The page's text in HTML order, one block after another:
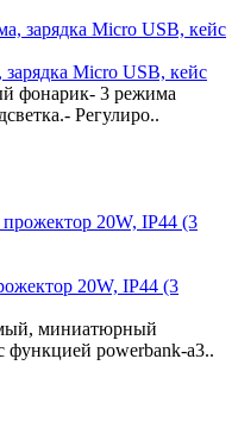
Micro USB, кейс
фонарик- 3 режима
Регулиро..
20W, IP44 (3
миниатюрный
функцией powerbank-а3..